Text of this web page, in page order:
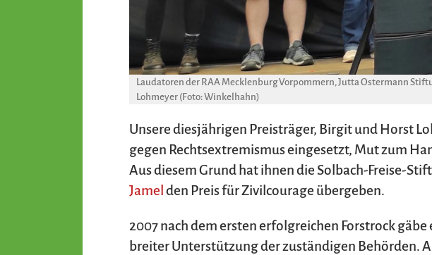
Laudatoren der RAA Mecklenburg Vorpommern, Jutta Ostermann
Lohmeyer (Foto: Winkelhahn)
Unsere diesjährigen Preisträger, Birgit und Horst
gegen Rechtsextremismus eingesetzt, Mut zum
Aus diesem Grund hat ihnen die Solbach-Freise-
Jamelden Preis für Zivilcourage übergeben.
2007 nach dem ersten erfolgreichen Forstrock
breiter Unterstützung der zuständigen Behörden.